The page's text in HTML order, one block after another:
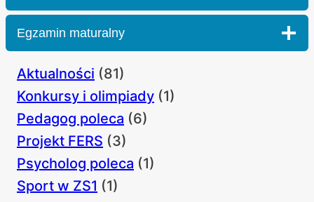
Egzamin maturalny
Aktualności (81)
Konkursy i olimpiady (1)
Pedagog poleca (6)
Projekt FERS (3)
Psycholog poleca (1)
Sport w ZS1 (1)